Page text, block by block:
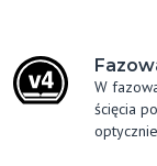
W
ścięcia